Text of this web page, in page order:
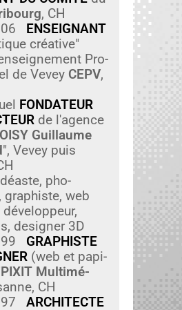
, CH
ENSEIGNANT
créa­tive"
Pro­
de Vevey CEPV,
FONDATEUR
de l'agence
Guil­laume
", Vevey puis
pho­
graphiste, web
design­er 3D
GRAPHISTE
(web et papi­
PIXIT Mul­ti­mé­
CH
ARCHITECTE